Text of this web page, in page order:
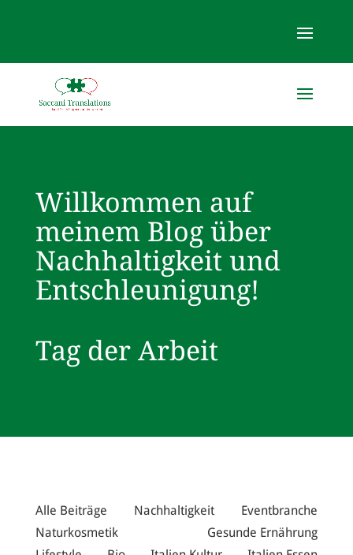
Willkommen auf
meinem Blog über
Nachhaltigkeit und
Entschleunigung!
Tag der Arbeit
Alle Beiträge Nachhaltigkeit
Eventbranche
Naturkosmetik
Gesunde Ernährung